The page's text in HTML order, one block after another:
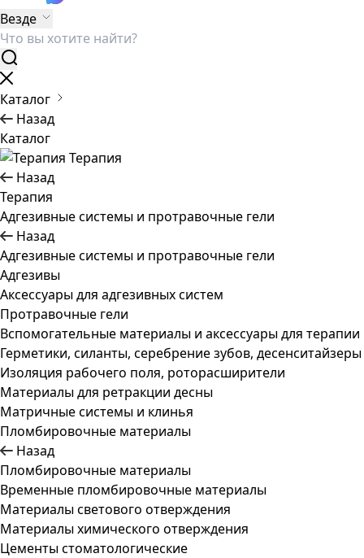
Везде
Каталог
Назад
Каталог
Терапия
Назад
Терапия
Адгезивные системы и протравочные гели
Назад
Адгезивные системы и протравочные гели
Адгезивы
Аксессуары для адгезивных систем
Протравочные гели
Вспомогательные материалы и аксессуары для терапии
Герметики, силанты, серебрение зубов, десенситайзеры
Изоляция рабочего поля, роторасширители
Материалы для ретракции десны
Матричные системы и клинья
Пломбировочные материалы
Назад
Пломбировочные материалы
Временные пломбировочные материалы
Материалы светового отверждения
Материалы химического отверждения
Цементы стоматологические